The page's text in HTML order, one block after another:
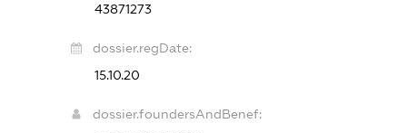
43871273
dossier.regDate:
15.10.20
dossier.foundersAndBenef: